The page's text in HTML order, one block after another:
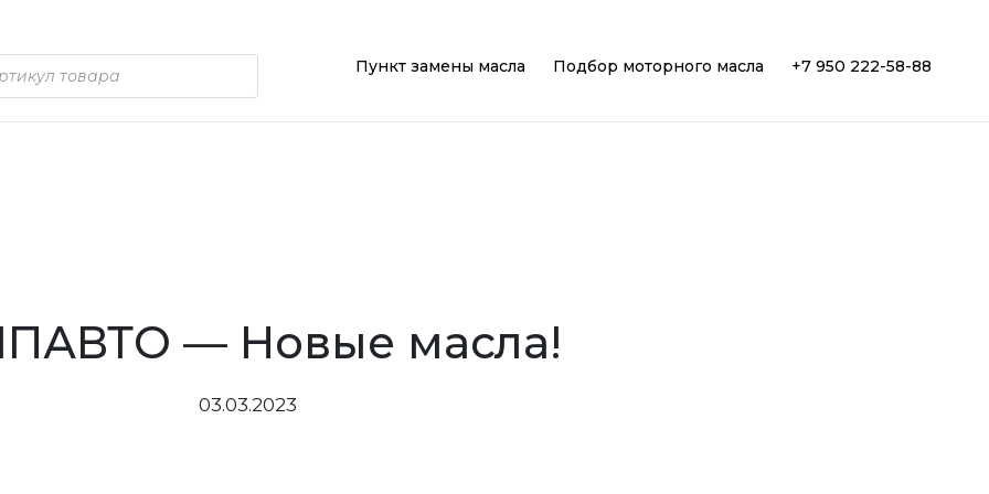
Пункт замены масла Подбор моторного масла +7 950 222-58-88
— Новые масла!
03.03.2023